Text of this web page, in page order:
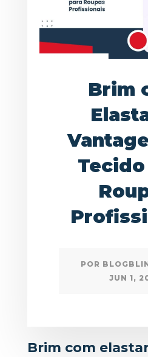
Brim
POR
JUN 1,
Brim com